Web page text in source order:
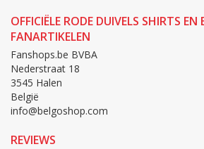
OFFICIËLE RODE DUIVELS SHIRTS EN
FANARTIKELEN
Fanshops.be BVBA
Nederstraat 18
3545 Halen
België
info@belgoshop.com
REVIEWS